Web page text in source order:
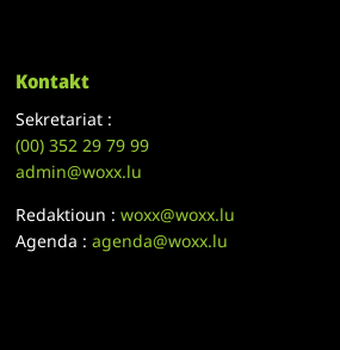
Kontakt
Sekretariat :
(00)352 29 79 99
admin@woxx.lu
Redaktioun :woxx@woxx.lu
Agenda :agenda@woxx.lu